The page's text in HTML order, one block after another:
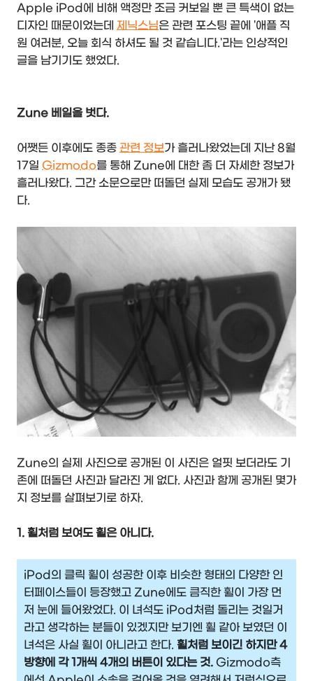
Apple iPod에 비해 액정만 조금 커보일 뿐 큰 특색이 없는
디자인 때문이었는데 제닉스님은 관련 포스팅 끝에 '애플 직
원 여러분, 오늘 회식 하셔도 될 것 같습니다.'라는 인상적인
글을 남기기도 했었다.
Zune 베일을 벗다.
어쨋든 이후에도 종종 관련 정보가 흘러나왔었는데 지난 8월
17일 Gizmodo를 통해 Zune에 대한 좀 더 자세한 정보가
흘러나왔다. 그간 소문으로만 떠돌던 실제 모습도 공개가 됐
다.
Zune의 실제 사진으로 공개된 이 사진은 얼핏 보더라도 기
존에 떠돌던 사진과 달라진 게 없다. 사진과 함께 공개된 몇가
지 정보를 살펴보기로 하자.
1. 휠처럼 보여도 휠은 아니다.
iPod의 클릭 휠이 성공한 이후 비슷한 형태의 다양한 인
터페이스들이 등장했고 Zune에도 큼직한 휠이 가장 먼
저 눈에 들어왔었다. 이 녀석도 iPod처럼 돌리는 것일거
라고 생각하는 분들이 있겠지만 보기엔 휠 같아 보였던 이
녀석은 사실 휠이 아니라고 한다. 휠처럼 보이긴 하지만 4
방향에 각 1개씩 4개의 버튼이 있다는 것. Gizmodo측